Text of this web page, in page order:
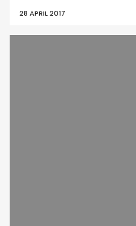
28 APRIL 2017